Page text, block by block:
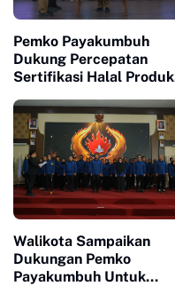
Pemko Payakumbuh
Dukung Percepatan
Sertifikasi Halal Produk
Walikota Sampaikan
Dukungan Pemko
Payakumbuh Untuk